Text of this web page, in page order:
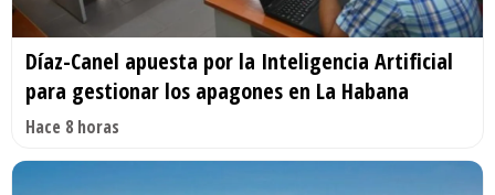
Díaz-Canel apuesta por la Inteligencia Artificial
para gestionar los apagones en La Habana
Hace 8 horas